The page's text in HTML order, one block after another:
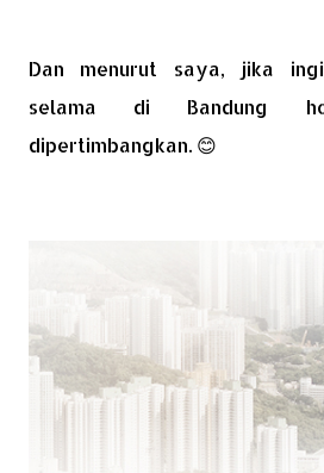
Dan menurut saya, jika
selama di Bandung
dipertimbangkan. 😊